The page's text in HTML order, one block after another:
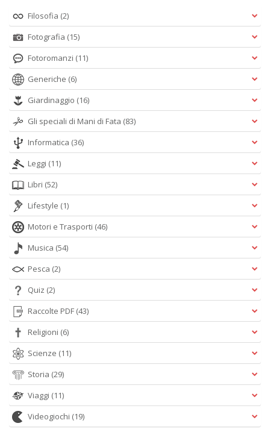
Filosofia (2)
Fotografia (15)
Fotoromanzi (11)
Generiche (6)
Giardinaggio (16)
Gli speciali di Mani di Fata (83)
Informatica (36)
Leggi (11)
Libri (52)
Lifestyle (1)
Motori e Trasporti (46)
Musica (54)
Pesca (2)
Quiz (2)
Raccolte PDF (43)
Religioni (6)
Scienze (11)
Storia (29)
Viaggi (11)
Videogiochi (19)